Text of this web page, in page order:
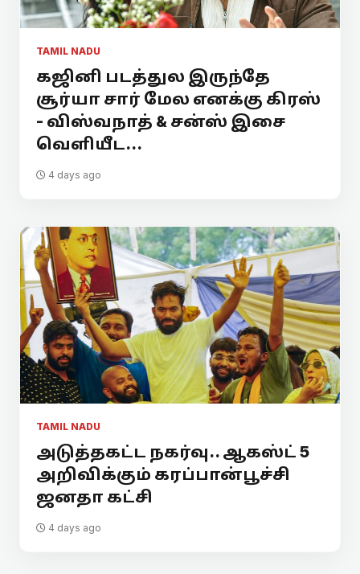
TAMIL NADU
கஜினி படத்துல இருந்தே
சூர்யா சார் மேல எனக்கு கிரஸ்
- விஸ்வநாத் & சன்ஸ் இசை
வெளியீட...
4 days ago
TAMIL NADU
அடுத்தகட்ட நகர்வு.. ஆகஸ்ட் 5
அறிவிக்கும் கரப்பான்பூச்சி
ஜனதா கட்சி
4 days ago